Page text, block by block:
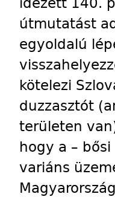
útmutatást
egyoldalú
kötelezi
duzzasztót
területen
hogy a –
variáns